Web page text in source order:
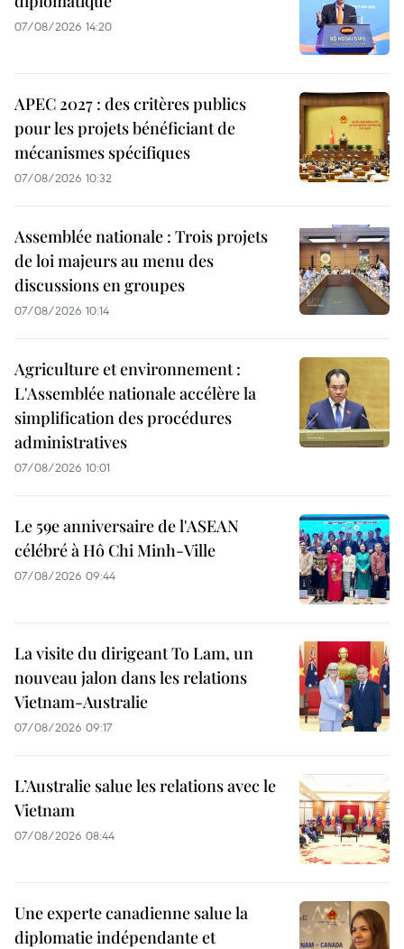
07/08/2026 14:20
APEC 2027 : des critères publics
pour les projets bénéficiant de
mécanismes spécifiques
07/08/2026 10:32
Assemblée nationale : Trois projets
de loi majeurs au menu des
discussions en groupes
07/08/2026 10:14
Agriculture et environnement :
L'Assemblée nationale accélère la
simplification des procédures
administratives
07/08/2026 10:01
Le 59e anniversaire de l'ASEAN
célébré à Hô Chi Minh-Ville
07/08/2026 09:44
La visite du dirigeant To Lam, un
nouveau jalon dans les relations
Vietnam-Australie
07/08/2026 09:17
L’Australie salue les relations avec le
Vietnam
07/08/2026 08:44
Une experte canadienne salue la
diplomatie indépendante et